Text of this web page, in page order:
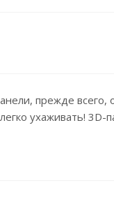
прежде всего,
ухаживать! 3D-